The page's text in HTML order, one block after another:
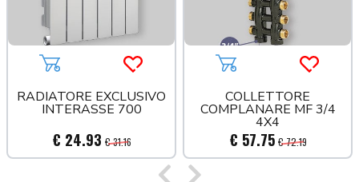
Aggiungi al carrelloAcquista più tardi
RADIATORE EXCLUSIVO
INTERASSE 700
€ 24.93 € 31.16
Aggiungi al carrello
COLLETTORE
COMPLANARE MF 3/4
4X4
€ 57.75 € 72.19